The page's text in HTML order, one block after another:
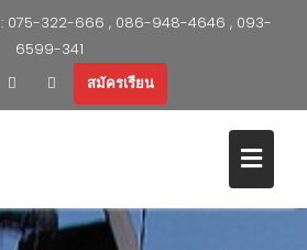
: 075-322-666 , 086-948-4646 , 093-
6599-341
สมัครเรียน